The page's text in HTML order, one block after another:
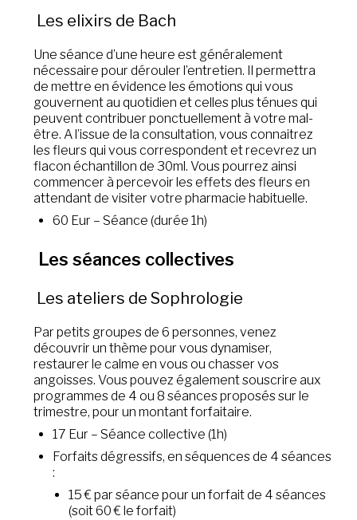
Les elixirs de Bach
Une séance d’une heure est généralement
nécessaire pour dérouler l’entretien. Il permettra
de mettre en évidence les émotions qui vous
gouvernent au quotidien et celles plus ténues qui
peuvent contribuer ponctuellement à votre mal-
être. A l’issue de la consultation, vous connaitrez
les fleurs qui vous correspondent et recevrez un
flacon échantillon de 30ml. Vous pourrez ainsi
commencer à percevoir les effets des fleurs en
attendant de visiter votre pharmacie habituelle.
60 Eur – Séance (durée 1h)
Les séances collectives
Les ateliers de Sophrologie
Par petits groupes de 6 personnes, venez
découvrir un thème pour vous dynamiser,
restaurer le calme en vous ou chasser vos
angoisses. Vous pouvez également souscrire aux
programmes de 4 ou 8 séances proposés sur le
trimestre, pour un montant forfaitaire.
17 Eur – Séance collective (1h)
Forfaits dégressifs, en séquences de 4 séances
:
15 € par séance pour un forfait de 4 séances
(soit 60 € le forfait)